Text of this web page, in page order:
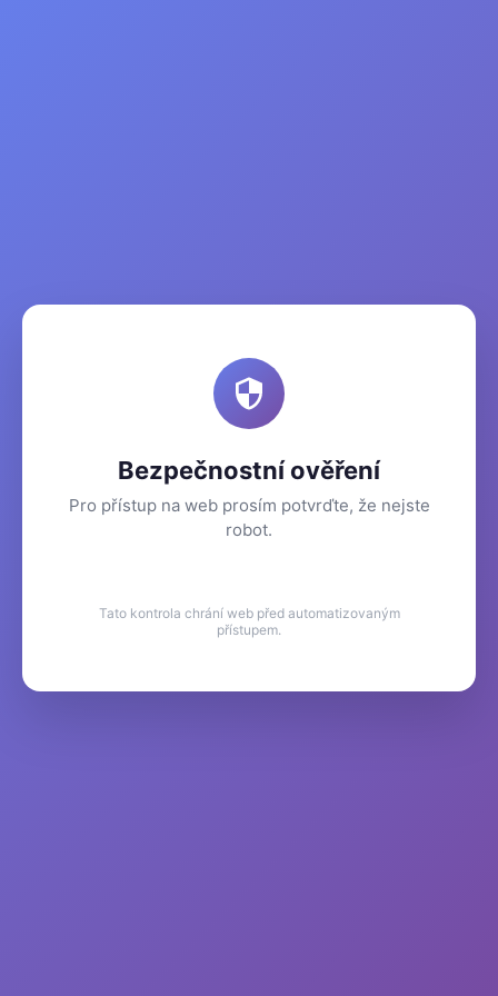
Bezpečnostní ověření
Pro přístup na web prosím potvrďte, že nejste
robot.
Tato kontrola chrání web před automatizovaným
přístupem.